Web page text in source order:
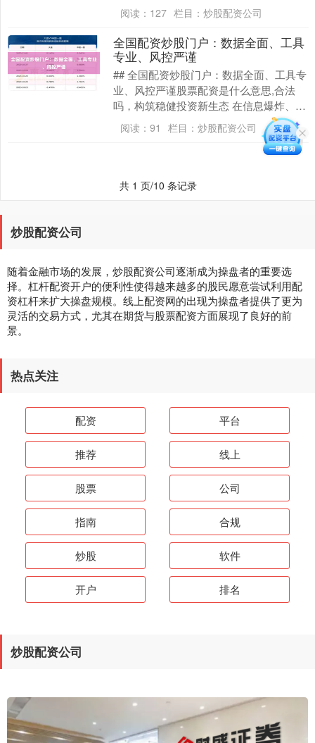
台，如何选择一家**安全、正规且低息**
的配资公司配资....
阅读： 127 栏目： 炒股配资公司
全国配资炒股门户：数据全面、工具
专业、风控严谨
## 全国配资炒股门户：数据全面、工具专
业、风控严谨股票配资是什么意思,合法
吗，构筑稳健投资新生态 在信息爆炸、市
场波动加剧的当代金融市场，投资者对高
效、安全、....
阅读： 91 栏目： 炒股配资公司
共 1 页/10 条记录
炒股配资公司
随着金融市场的发展，炒股配资公司逐渐成为操盘者的重要选
择。杠杆配资开户的便利性使得越来越多的股民愿意尝试利用配
资杠杆来扩大操盘规模。线上配资网的出现为操盘者提供了更为
灵活的交易方式，尤其在期货与股票配资方面展现了良好的前
景。
热点关注
配资 平台
推荐 线上
股票 公司
指南 合规
炒股 软件
开户 排名
炒股配资公司